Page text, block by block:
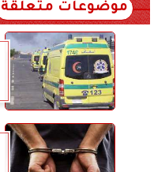
موضوعات متعلقة